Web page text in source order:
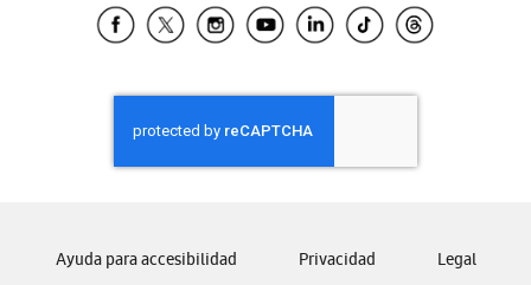
Samsung El Salvador
Samsung Honduras
Samsung Nicaragua
Samsung Panamá
Samsung Venezuela
Ayuda para accesibilidad Privacidad Legal